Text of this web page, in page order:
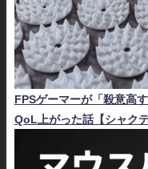
FPSゲーマーが「殺意高
QoL上がった話【シャクテ